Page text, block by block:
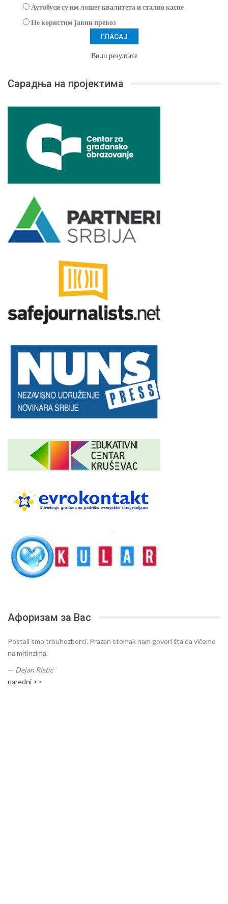
Аутобуси су им лошег квалитета и стално касне
Не користим јавни превоз
Види резултате
Сарадња на пројектима
Афоризам за Вас
Postali smo trbuhozborci. Prazan stomak nam govori šta da vičemo
na mitinzima.
— Dejan Ristić
naredni >>